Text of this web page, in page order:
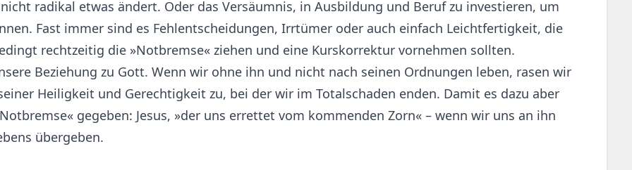
radikal etwas ändert. Oder das Versäumnis, in Ausbildung und Beruf zu investieren, um
Fast immer sind es Fehlentscheidungen, Irrtümer oder auch einfach Leichtfertigkeit, die
rechtzeitig die »Notbremse« ziehen und eine Kurskorrektur vornehmen sollten.
Beziehung zu Gott. Wenn wir ohne ihn und nicht nach seinen Ordnungen leben, rasen wir
Heiligkeit und Gerechtigkeit zu, bei der wir im Totalschaden enden. Damit es dazu aber
gegeben: Jesus, »der uns errettet vom kommenden Zorn« – wenn wir uns an ihn
übergeben.